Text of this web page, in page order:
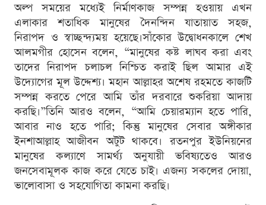
অল্প সময়ের মধ্যেই নির্মাণকাজ সম্পন্ন হওয়ায় এখন
এলাকার শতাধিক মানুষের দৈনন্দিন যাতায়াত সহজ,
নিরাপদ ও স্বাচ্ছন্দ্যময় হয়েছে।সাঁকোর উদ্বোধনকালে শেখ
আলমগীর হোসেন বলেন, “মানুষের কষ্ট লাঘব করা এবং
তাদের নিরাপদ চলাচল নিশ্চিত করাই ছিল আমার এই
উদ্যোগের মূল উদ্দেশ্য। মহান আল্লাহর অশেষ রহমতে কাজটি
সম্পন্ন করতে পেরে আমি তাঁর দরবারে শুকরিয়া আদায়
করছি।”তিনি আরও বলেন, “আমি চেয়ারম্যান হতে পারি,
আবার নাও হতে পারি; কিন্তু মানুষের সেবার অঙ্গীকার
ইনশাআল্লাহ আজীবন অটুট থাকবে। রতনপুর ইউনিয়নের
মানুষের কল্যাণে সামর্থ্য অনুযায়ী ভবিষ্যতেও আরও
জনসেবামূলক কাজ করে যেতে চাই। এজন্য সকলের দোয়া,
ভালোবাসা ও সহযোগিতা কামনা করছি।